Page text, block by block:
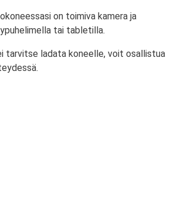
on toimiva kamera ja
tai tabletilla.
tarvitse ladata koneelle, voit osallistua